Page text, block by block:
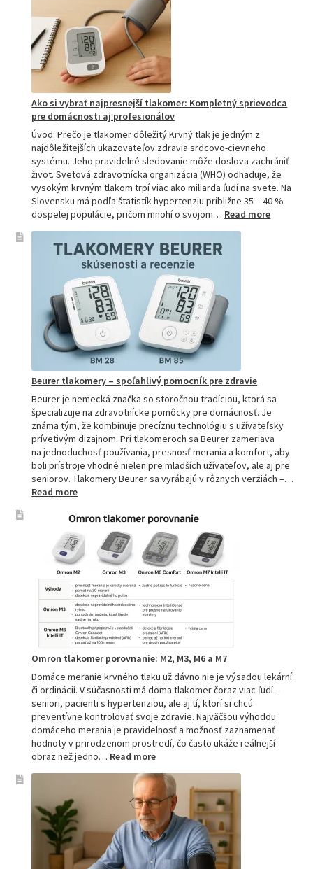
prečo
je
hitom
na
Slovensku?
Ako si vybrať najpresnejší tlakomer: Kompletný sprievodca
pre domácnosti aj profesionálov
Úvod: Prečo je tlakomer dôležitý Krvný tlak je jedným z
najdôležitejších ukazovateľov zdravia srdcovo-cievneho
systému. Jeho pravidelné sledovanie môže doslova zachrániť
život. Svetová zdravotnícka organizácia (WHO) odhaduje, že
vysokým krvným tlakom trpí viac ako miliarda ľudí na svete. Na
Slovensku má podľa štatistík hypertenziu približne 35 – 40 %
dospelej populácie, pričom mnohí o svojom… Read more:
Beurer tlakomery – spoľahlivý pomocník pre zdravie
Beurer je nemecká značka so storočnou tradíciou, ktorá sa
špecializuje na zdravotnícke pomôcky pre domácnosť. Je
známa tým, že kombinuje precíznu technológiu s užívateľsky
prívetivým dizajnom. Pri tlakomeroch sa Beurer zameriava
na jednoduchosť používania, presnosť merania a komfort, aby
boli prístroje vhodné nielen pre mladších užívateľov, ale aj pre
seniorov. Tlakomery Beurer sa vyrábajú v rôznych verziách –…
Read more:
tlakomery
spoľahlivý
pomocník
pre
zdravie
Omron tlakomer porovnanie: M2, M3, M6 a M7
Domáce meranie krvného tlaku už dávno nie je výsadou lekární
či ordinácií. V súčasnosti má doma tlakomer čoraz viac ľudí –
seniori, pacienti s hypertenziou, ale aj tí, ktorí si chcú
preventívne kontrolovať svoje zdravie. Najväčšou výhodou
domáceho merania je pravidelnosť a možnosť zaznamenať
hodnoty v prirodzenom prostredí, čo často ukáže reálnejší
obraz než jedno… Read more:
tlakomer
porovnanie:
M2,
M3,
M6
a
M7